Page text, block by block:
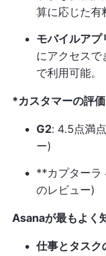
算に応じた有
モバイルアプ
にアクセスで
で利用可能。
*カスタマーの評
G2: 4.5点満
ー)
**カプターラ
のレビュー)
Asanaが最もよく
仕事とタスク